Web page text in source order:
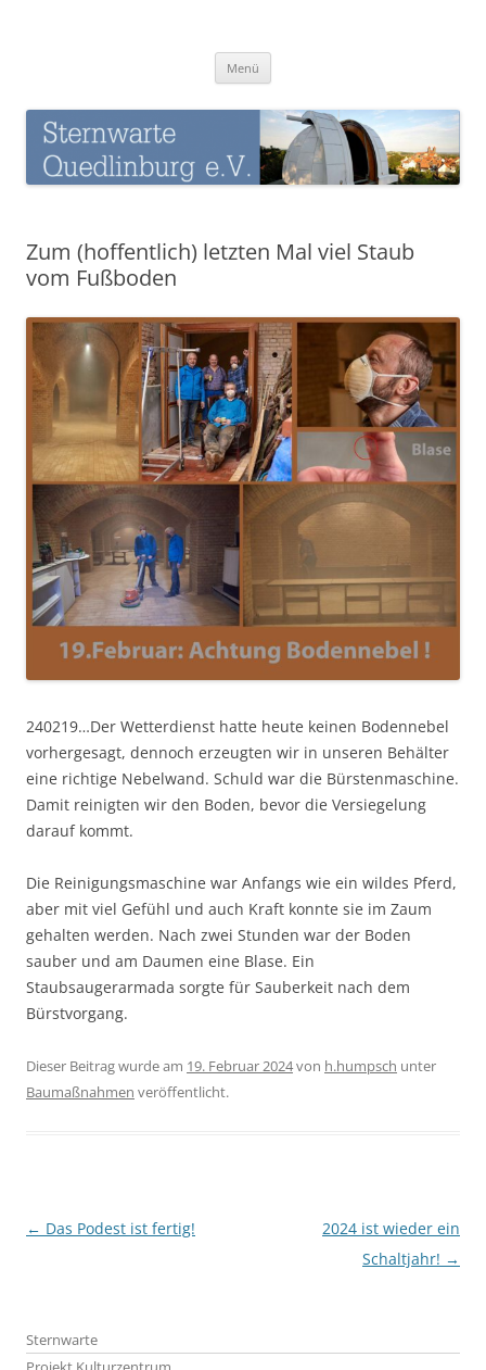
Menü
Zum (hoffentlich) letzten Mal viel Staub
vom Fußboden
240219…Der Wetterdienst hatte heute keinen Bodennebel
vorhergesagt, dennoch erzeugten wir in unseren Behälter
eine richtige Nebelwand. Schuld war die Bürstenmaschine.
Damit reinigten wir den Boden, bevor die Versiegelung
darauf kommt.
Die Reinigungsmaschine war Anfangs wie ein wildes Pferd,
aber mit viel Gefühl und auch Kraft konnte sie im Zaum
gehalten werden. Nach zwei Stunden war der Boden
sauber und am Daumen eine Blase. Ein
Staubsaugerarmada sorgte für Sauberkeit nach dem
Bürstvorgang.
Dieser Beitrag wurde am 19. Februar 2024von h.humpsch unter
Baumaßnahmen veröffentlicht.
Beitragsnavigation
← Das Podest ist fertig!
2024 ist wieder ein
Schaltjahr! →
Sternwarte